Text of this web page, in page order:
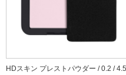
HDスキン プレストパウダー / 0.2 / 4.5